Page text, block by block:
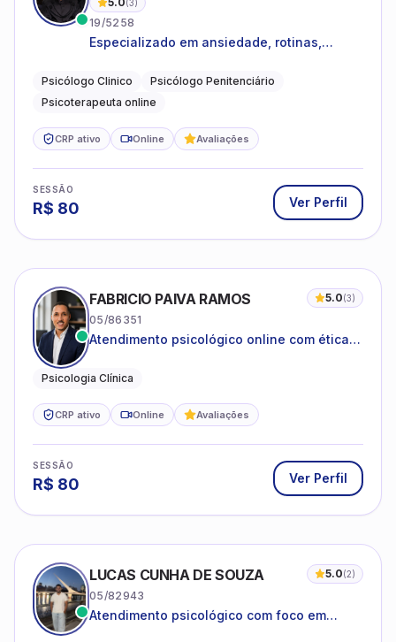
(3)
19/5258
Especializado em ansiedade, rotinas,
familiares e questões comportamentais.
Psicólogo Clinico
Psicólogo Penitenciário
Psicoterapeuta online
CRP ativo Online Avaliações
SESSÃO
R$ 80 Ver Perfil
FABRICIO PAIVA RAMOS 5.0(3)
05/86351
Atendimento psicológico online com ética,
Psicologia Clínica
CRP ativo Online Avaliações
SESSÃO
R$ 80 Ver Perfil
LUCAS CUNHA DE SOUZA 5.0(2)
05/82943
Atendimento psicológico com foco em